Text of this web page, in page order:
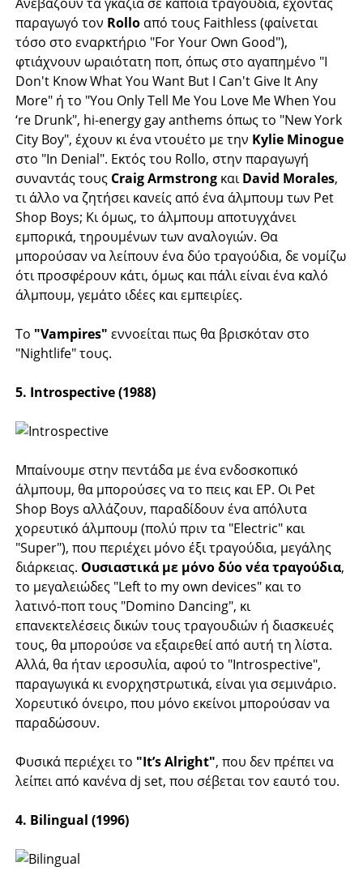
παραγωγό τον Rollo από τους Faithless (φαίνεται
τόσο στο εναρκτήριο "For Your Own Good"),
φτιάχνουν ωραιότατη ποπ, όπως στο αγαπημένο "I
Don't Know What You Want But I Can't Give It Any
More" ή το "You Only Tell Me You Love Me When You
‘re Drunk", hi-energy gay anthems όπως το "New York
City Boy", έχουν κι ένα ντουέτο με την Kylie Minogue
στο "In Denial". Εκτός του Rollo, στην παραγωγή
συναντάς τους Craig Armstrong καιDavid Morales,
τι άλλο να ζητήσει κανείς από ένα άλμπουμ των Pet
Shop Boys; Κι όμως, το άλμπουμ αποτυγχάνει
εμπορικά, τηρουμένων των αναλογιών. Θα
μπορούσαν να λείπουν ένα δύο τραγούδια, δε νομίζω
ότι προσφέρουν κάτι, όμως και πάλι είναι ένα καλό
άλμπουμ, γεμάτο ιδέες και εμπειρίες.
Το "Vampires" εννοείται πως θα βρισκόταν στο
"Nightlife" τους.
5. Introspective (1988)
Μπαίνουμε στην πεντάδα με ένα ενδοσκοπικό
άλμπουμ, θα μπορούσες να το πεις και EP. Οι Pet
Shop Boys αλλάζουν, παραδίδουν ένα απόλυτα
χορευτικό άλμπουμ (πολύ πριν τα "Electric" και
"Super"), που περιέχει μόνο έξι τραγούδια, μεγάλης
διάρκειας. Ουσιαστικά με μόνο δύο νέα τραγούδια,
το μεγαλειώδες "Left to my own devices" και το
λατινό-ποπ τους "Domino Dancing", κι
επανεκτελέσεις δικών τους τραγουδιών ή διασκευές
τους, θα μπορούσε να εξαιρεθεί από αυτή τη λίστα.
Αλλά, θα ήταν ιεροσυλία, αφού το "Introspective",
παραγωγικά κι ενορχηστρωτικά, είναι για σεμινάριο.
Χορευτικό όνειρο, που μόνο εκείνοι μπορούσαν να
παραδώσουν.
Φυσικά περιέχει το "It’s Alright", που δεν πρέπει να
λείπει από κανένα dj set, που σέβεται τον εαυτό του.
4. Bilingual (1996)